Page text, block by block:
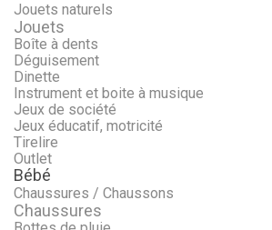
Jouets naturels
Jouets
Boîte à dents
Déguisement
Dinette
Instrument et boite à musique
Jeux de société
Jeux éducatif, motricité
Tirelire
Outlet
Bébé
Chaussures / Chaussons
Chaussures